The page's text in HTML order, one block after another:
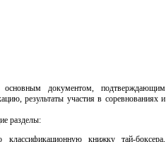
основным документом, подтверждающим
результаты участия в соревнованиях и
разделы:
книжку тай-боксера,